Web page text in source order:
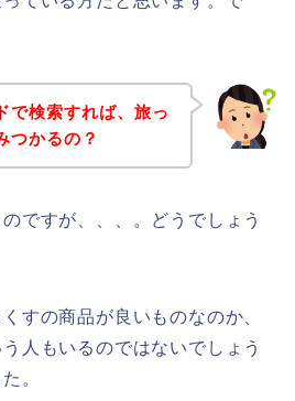
で検索すれば、旅っ
つかるの？
ですが、、、。どうでしょう
すの商品が良いものなのか、
人もいるのではないでしょう
。